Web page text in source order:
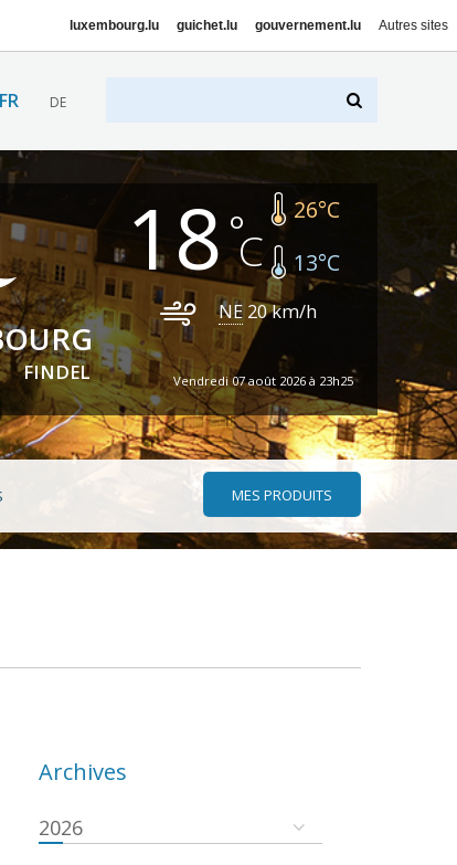
luxembourg.lu guichet.lu gouvernement.lu Autres sites
FR DE
FINDEL
18 26°C
13°C
NE 20km/h
Vendredi 07 août 2026 à 23h25
MES PRODUITS
Archives
2026